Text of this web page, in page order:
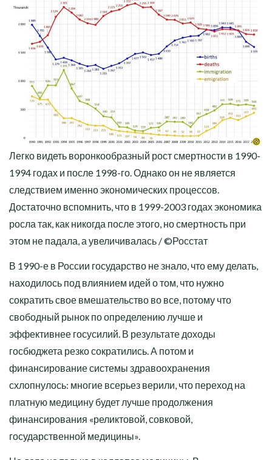
Легко видеть воронкообразный рост смертности в 1990-
1994 годах и после 1998-го. Однако он не является
следствием именно экономических процессов.
Достаточно вспомнить, что в 1999-2003 годах экономика
росла так, как никогда после этого, но смертность при
этом не падала, а увеличивалась / ©Росстат
В 1990-е в России государство не знало, что ему делать,
находилось под влиянием идей о том, что нужно
сократить свое вмешательство во все, потому что
свободный рынок по определению лучше и
эффективнее госусилий. В результате доходы
госбюджета резко сократились. А потом и
финансирование системы здравоохранения
схлопнулось: многие всерьез верили, что переход на
платную медицину будет лучше продолжения
финансирования «реликтовой, совковой,
государственной медицины».